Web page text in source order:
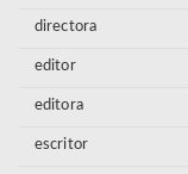
directora
editor
editora
escritor